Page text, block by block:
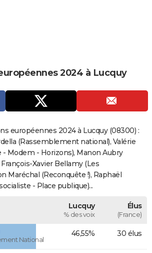
2024 à Lucquy
européennes 2024 à Lucquy (08300) :
(Rassemblement national), Valérie
- Modem - Horizons), Manon Aubry
Xavier Bellamy (Les
Maréchal (Reconquête !), Raphaël
- Place publique)...
Lucquy
% des voix
Élus
(France)
National
46,55% 30 élus